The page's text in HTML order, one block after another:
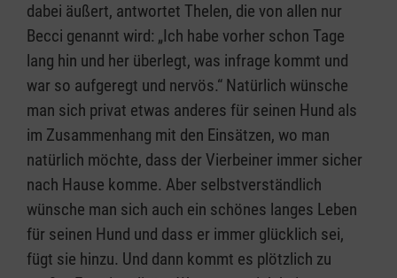
dabei äußert, antwortet Thelen, die von allen nur
Becci genannt wird: „Ich habe vorher schon Tage
lang hin und her überlegt, was infrage kommt und
war so aufgeregt und nervös.“ Natürlich wünsche
man sich privat etwas anderes für seinen Hund als
im Zusammenhang mit den Einsätzen, wo man
natürlich möchte, dass der Vierbeiner immer sicher
nach Hause komme. Aber selbstverständlich
wünsche man sich auch ein schönes langes Leben
für seinen Hund und dass er immer glücklich sei,
fügt sie hinzu. Und dann kommt es plötzlich zu